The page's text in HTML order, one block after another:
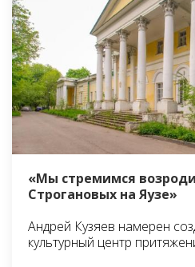
«Мы стремимся
Строгановых на Яузе»
Андрей Кузяев намерен
культурный центр